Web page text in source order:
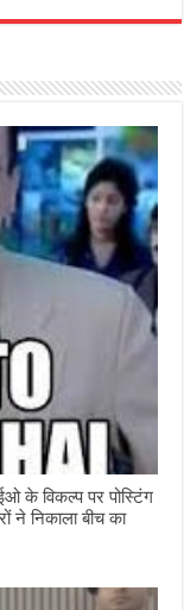
के विकल्प पर पोस्टिंग
ने निकाला बीच का